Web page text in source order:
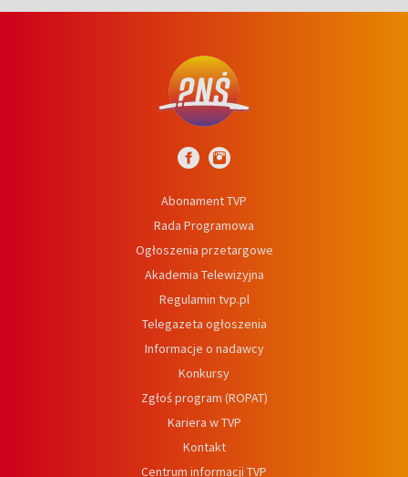
Abonament TVP
Rada Programowa
Ogłoszenia przetargowe
Akademia Telewizyjna
Regulamin tvp.pl
Telegazeta ogłoszenia
Informacje o nadawcy
Konkursy
Zgłoś program (ROPAT)
Kariera w TVP
Kontakt
Centrum informacji TVP